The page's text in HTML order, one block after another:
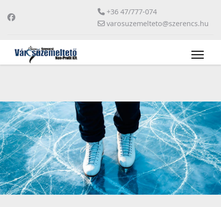
+36 47/777-074
varosuzemelteto@szerencs.hu